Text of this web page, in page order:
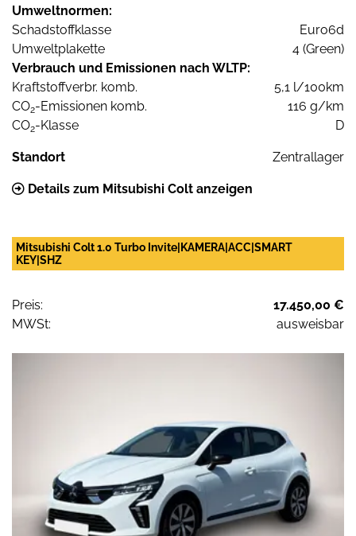
Umweltnormen:
Schadstoffklasse
Euro6d
Umweltplakette
4 (Green)
Verbrauch und Emissionen nach WLTP:
Kraftstoffverbr. komb.
5,1 l/100km
CO2-Emissionen komb.
116 g/km
CO2-Klasse D
Standort Zentrallager
Details zum Mitsubishi Colt anzeigen
Mitsubishi Colt 1.0 Turbo Invite|KAMERA|ACC|SMART
KEY|SHZ
Preis:
17.450,00 €
MWSt:
ausweisbar